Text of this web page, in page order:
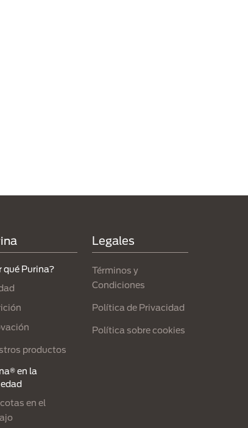
qué Purina?
productos
en la
en el
Legales
Términos y
Condiciones
Política de Privacidad
Política sobre cookies